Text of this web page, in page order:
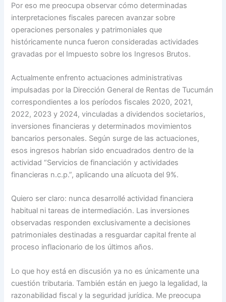
Por eso me preocupa observar cómo determinadas
interpretaciones fiscales parecen avanzar sobre
operaciones personales y patrimoniales que
históricamente nunca fueron consideradas actividades
gravadas por el Impuesto sobre los Ingresos Brutos.
Actualmente enfrento actuaciones administrativas
impulsadas por la Dirección General de Rentas de Tucumán
correspondientes a los períodos fiscales 2020, 2021,
2022, 2023 y 2024, vinculadas a dividendos societarios,
inversiones financieras y determinados movimientos
bancarios personales. Según surge de las actuaciones,
esos ingresos habrían sido encuadrados dentro de la
actividad “Servicios de financiación y actividades
financieras n.c.p.”, aplicando una alícuota del 9%.
Quiero ser claro: nunca desarrollé actividad financiera
habitual ni tareas de intermediación. Las inversiones
observadas responden exclusivamente a decisiones
patrimoniales destinadas a resguardar capital frente al
proceso inflacionario de los últimos años.
Lo que hoy está en discusión ya no es únicamente una
cuestión tributaria. También están en juego la legalidad, la
razonabilidad fiscal y la seguridad jurídica. Me preocupa